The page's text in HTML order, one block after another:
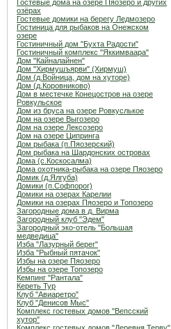
Гостевые дома на озере Пяозеро и других
озёрах
Гостевые домики на берегу Ледмозеро
Гостиница для рыбаков на Онежском
озере
Гостиничный дом "Бухта Радости"
Гостиничный комплекс "Яккимваара"
Дом "Кайналайнен"
Дом "Хирмушъярви" (Хирмуш)
Дом (д.Войница, дом на хуторе)
Дом (д.Коровниково)
Дом в местечке Конецостров на озере
Ровкульское
Дом из бруса на озере Ровкуслькое
Дом на озере Выгозеро
Дом на озере Лексозеро
Дом на озере Ципринга
Дом рыбака (п.Пяозерский)
Дом рыбака на Шардонских островах
Дома (с.Коскосалма)
Дома охотника-рыбака на озере Пяозеро
Домик (д.Ялгуба)
Домики (п.Софпорог)
Домики на озерах Карелии
Домики на озерах Пяозеро и Топозеро
Загородные дома в д. Вирма
Загородный клуб "Эдем"
Загородный эко-отель "Большая
медведица"
Изба "Лазурный берег"
Изба "Рыбный пятачок"
Избы на озере Пяозеро
Избы на озере Топозеро
Кемпинг "Рантала"
Кереть Тур
Клуб "Авиаретро"
Клуб "Денисов Мыс"
Комплекс гостевых домов "Вепсский
хутор"